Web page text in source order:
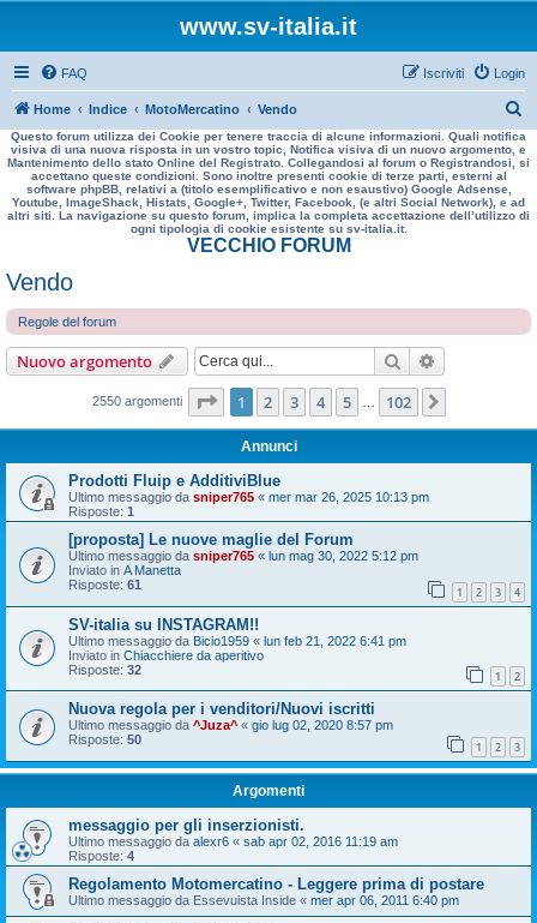
www.sv-italia.it
FAQ Login
Iscriviti
Home Indice MotoMercatino Vendo
e
r
a
Questo forum utilizza dei Cookie per tenere traccia di alcune informazioni. Quali notifica
visiva di una nuova risposta in un vostro topic, Notifica visiva di un nuovo argomento, e
Mantenimento dello stato Online del Registrato. Collegandosi al forum o Registrandosi, si
accettano queste condizioni. Sono inoltre presenti cookie di terze parti, esterni al
software phpBB, relativi a (titolo esemplificativo e non esaustivo) Google Adsense,
Youtube, ImageShack, Histats, Google+, Twitter, Facebook, (e altri Social Network), e ad
altri siti. La navigazione su questo forum, implica la completa accettazione dell’utilizzo di
ogni tipologia di cookie esistente su sv-italia.it.
VECCHIO FORUM
Vendo
Regole del forum
Nuovo argomento Cerca
2550 argomenti Pagina di 102
1 2 3 4 5 102
Annunci
Prodotti Fluip e AdditiviBlue
Ultimo messaggio da sniper765 « mer mar 26, 2025 10:13 pm
Risposte: 1
[proposta] Le nuove maglie del Forum
Ultimo messaggio da sniper765 « lun mag 30, 2022 5:12 pm
Inviato in A Manetta
Risposte: 61 1 2 3 4
SV-italia su INSTAGRAM!!
Ultimo messaggio da Bicio1959 « lun feb 21, 2022 6:41 pm
Inviato in Chiacchiere da aperitivo
Risposte: 32 1 2
Nuova regola per i venditori/Nuovi iscritti
Ultimo messaggio da ^Juza^ « gio lug 02, 2020 8:57 pm
Risposte: 50 1 2 3
Argomenti
messaggio per gli inserzionisti.
Ultimo messaggio da alexr6 « sab apr 02, 2016 11:19 am
Risposte: 4
Regolamento Motomercatino - Leggere prima di postare
Ultimo messaggio da Essevuista Inside « mer apr 06, 2011 6:40 pm